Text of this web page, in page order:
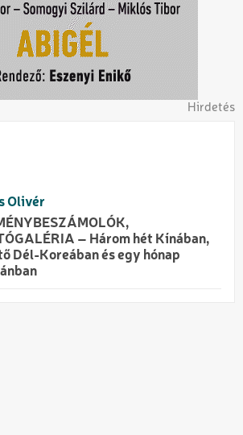
Hirdetés
Olivér
– Három hét Kínában,
Dél-Koreában és egy hónap